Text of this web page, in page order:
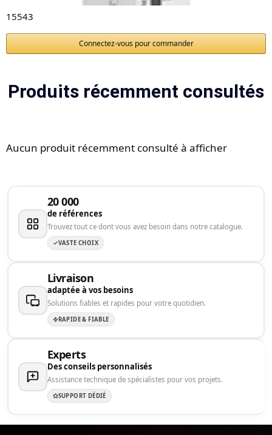
15543
Connectez-vous pour commander
Produits récemment consultés
Aucun produit récemment consulté à afficher
20 000
de références
Trouvez tout ce dont vous avez besoin dans notre catalogue.
VASTE CHOIX
Livraison
adaptée à vos besoins
Solutions fiables et rapides pour votre quotidien.
RAPIDE & FIABLE
Experts
Des conseils personnalisés
Assistance technique de spécialistes pour vos projets.
SUPPORT DÉDIÉ